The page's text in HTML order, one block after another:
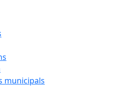
municipals